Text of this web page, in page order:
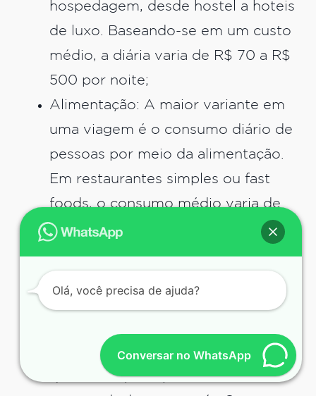
hospedagem, desde hostel a hoteis
de luxo. Baseando-se em um custo
médio, a diária varia de R$ 70 a R$
500 por noite;
Alimentação: A maior variante em
uma viagem é o consumo diário de
pessoas por meio da alimentação.
Em restaurantes simples ou fast
foods, o consumo médio varia de
R$ 30 a R$ 100, mas restaurantes
turísticos, tendem a ser mais caros,
na Colômbia tem um custo baixo, o
que vale a pena pensar em utilizar
Conversar no WhatsApp
Olá, você precisa de ajuda?